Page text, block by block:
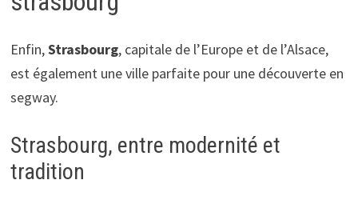
Enfin,Strasbourg, capitale de l’Europe et de l’Alsace,
est également une ville parfaite pour une découverte en
segway.
Strasbourg, entre modernité et
tradition